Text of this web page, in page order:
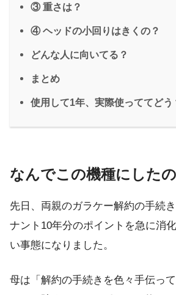
③ 重さは？
④ ヘッドの小回りはきくの？
どんな人に向いてる？
まとめ
使用して1年、実際使っててどう
なんでこの機種にした
先日、両親のガラケー解約の手続
ナント10年分のポイントを急に消
い事態になりました。
母は「解約の手続きを色々手伝っ